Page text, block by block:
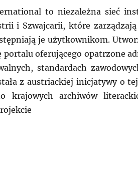
to niezależna sieć
i Szwajcarii, które
je użytkownikom.
portalu oferującego opatrzone
standardach
z austriackiej inicjatywy o
krajowych archiwów
KOOP-LITERA – współpraca